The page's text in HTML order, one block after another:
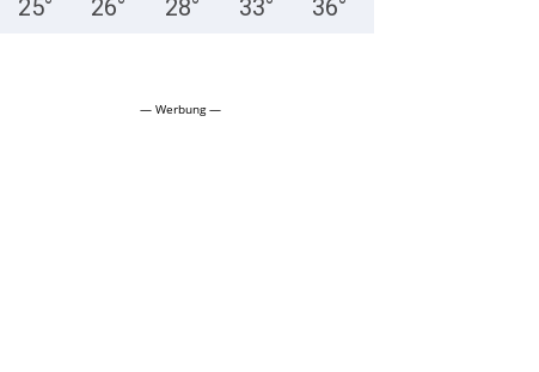
25° 26° 28° 33° 36°
— Werbung —